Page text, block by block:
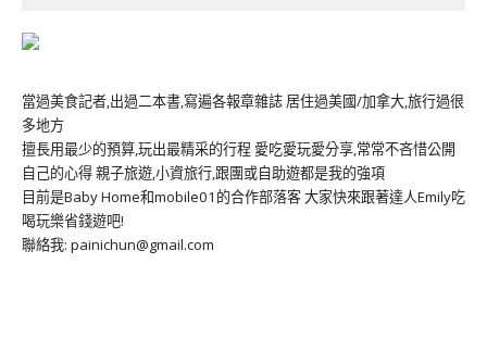
當過美食記者,出過二本書,寫遍各報章雜誌 居住過美國/加拿大,旅行過很
多地方
擅長用最少的預算,玩出最精采的行程 愛吃愛玩愛分享,常常不吝惜公開
自己的心得 親子旅遊,小資旅行,跟團或自助遊都是我的強項
目前是Baby Home和mobile01的合作部落客 大家快來跟著達人Emily吃
喝玩樂省錢遊吧!
聯絡我: painichun@gmail.com